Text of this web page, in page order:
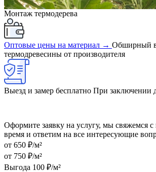
Монтаж термодерева
Оптовые цены на материал → Обширный
термодревесины от производителя
Выезд и замер бесплатно При заключении
Оформите заявку на услугу, мы свяжемся
время и ответим на все интересующие
от 650 ₽/м²
от 750 ₽/м²
Выгода 100 ₽/м²